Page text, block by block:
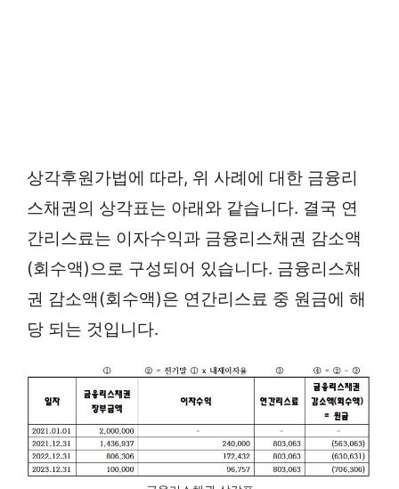
상각후원가법에 따라, 위 사례에 대한 금융리
스채권의 상각표는 아래와 같습니다. 결국 연
간리스료는 이자수익과 금융리스채권 감소액
(회수액)으로 구성되어 있습니다. 금융리스채
권 감소액(회수액)은 연간리스료 중 원금에 해
당 되는 것입니다.